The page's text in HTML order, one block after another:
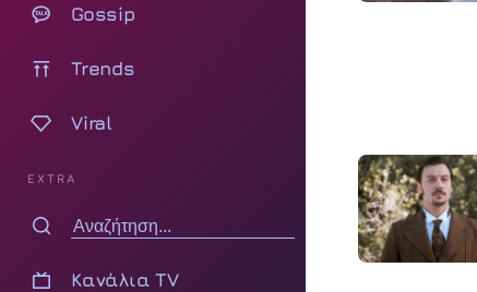
Gossip
Trends
Viral
EXTRA
Κανάλια TV